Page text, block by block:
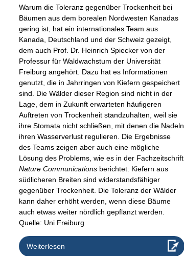
Warum die Toleranz gegenüber Trockenheit bei
Bäumen aus dem borealen Nordwesten Kanadas
gering ist, hat ein internationales Team aus
Kanada, Deutschland und der Schweiz gezeigt,
dem auch Prof. Dr. Heinrich Spiecker von der
Professur für Waldwachstum der Universität
Freiburg angehört. Dazu hat es Informationen
genutzt, die in Jahrringen von Kiefern gespeichert
sind. Die Wälder dieser Region sind nicht in der
Lage, dem in Zukunft erwarteten häufigeren
Auftreten von Trockenheit standzuhalten, weil sie
ihre Stomata nicht schließen, mit denen die Nadeln
ihren Wasserverlust regulieren. Die Ergebnisse
des Teams zeigen aber auch eine mögliche
Lösung des Problems, wie es in der Fachzeitschrift
Nature Communications berichtet: Kiefern aus
südlicheren Breiten sind widerstandsfähiger
gegenüber Trockenheit. Die Toleranz der Wälder
kann daher erhöht werden, wenn diese Bäume
auch etwas weiter nördlich gepflanzt werden.
Quelle: Uni Freiburg
Weiterlesen